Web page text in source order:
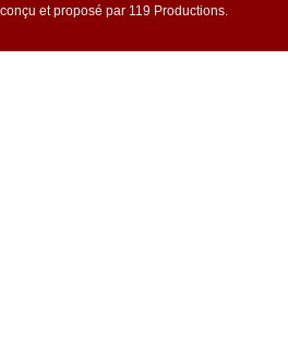
et proposé par 119 Productions.